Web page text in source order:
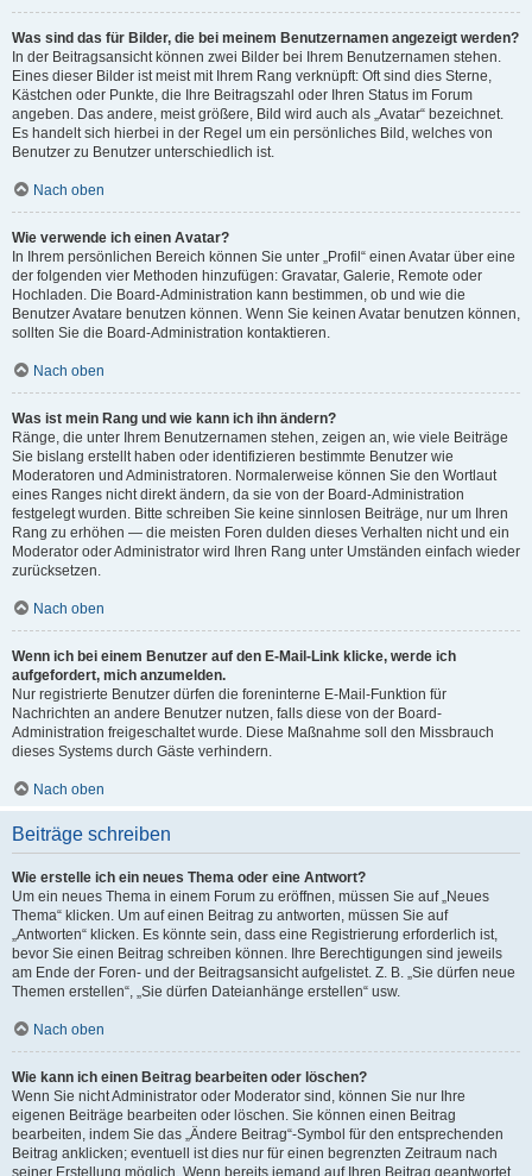
Was sind das für Bilder, die bei meinem Benutzernamen angezeigt werden?
In der Beitragsansicht können zwei Bilder bei Ihrem Benutzernamen stehen.
Eines dieser Bilder ist meist mit Ihrem Rang verknüpft: Oft sind dies Sterne,
Kästchen oder Punkte, die Ihre Beitragszahl oder Ihren Status im Forum
angeben. Das andere, meist größere, Bild wird auch als „Avatar“ bezeichnet.
Es handelt sich hierbei in der Regel um ein persönliches Bild, welches von
Benutzer zu Benutzer unterschiedlich ist.
Nach oben
Wie verwende ich einen Avatar?
In Ihrem persönlichen Bereich können Sie unter „Profil“ einen Avatar über eine
der folgenden vier Methoden hinzufügen: Gravatar, Galerie, Remote oder
Hochladen. Die Board-Administration kann bestimmen, ob und wie die
Benutzer Avatare benutzen können. Wenn Sie keinen Avatar benutzen können,
sollten Sie die Board-Administration kontaktieren.
Nach oben
Was ist mein Rang und wie kann ich ihn ändern?
Ränge, die unter Ihrem Benutzernamen stehen, zeigen an, wie viele Beiträge
Sie bislang erstellt haben oder identifizieren bestimmte Benutzer wie
Moderatoren und Administratoren. Normalerweise können Sie den Wortlaut
eines Ranges nicht direkt ändern, da sie von der Board-Administration
festgelegt wurden. Bitte schreiben Sie keine sinnlosen Beiträge, nur um Ihren
Rang zu erhöhen — die meisten Foren dulden dieses Verhalten nicht und ein
Moderator oder Administrator wird Ihren Rang unter Umständen einfach wieder
zurücksetzen.
Nach oben
Wenn ich bei einem Benutzer auf den E-Mail-Link klicke, werde ich
aufgefordert, mich anzumelden.
Nur registrierte Benutzer dürfen die foreninterne E-Mail-Funktion für
Nachrichten an andere Benutzer nutzen, falls diese von der Board-
Administration freigeschaltet wurde. Diese Maßnahme soll den Missbrauch
dieses Systems durch Gäste verhindern.
Nach oben
Beiträge schreiben
Wie erstelle ich ein neues Thema oder eine Antwort?
Um ein neues Thema in einem Forum zu eröffnen, müssen Sie auf „Neues
Thema“ klicken. Um auf einen Beitrag zu antworten, müssen Sie auf
„Antworten“ klicken. Es könnte sein, dass eine Registrierung erforderlich ist,
bevor Sie einen Beitrag schreiben können. Ihre Berechtigungen sind jeweils
am Ende der Foren- und der Beitragsansicht aufgelistet. Z. B. „Sie dürfen neue
Themen erstellen“, „Sie dürfen Dateianhänge erstellen“ usw.
Nach oben
Wie kann ich einen Beitrag bearbeiten oder löschen?
Wenn Sie nicht Administrator oder Moderator sind, können Sie nur Ihre
eigenen Beiträge bearbeiten oder löschen. Sie können einen Beitrag
bearbeiten, indem Sie das „Ändere Beitrag“-Symbol für den entsprechenden
Beitrag anklicken; eventuell ist dies nur für einen begrenzten Zeitraum nach
seiner Erstellung möglich. Wenn bereits jemand auf Ihren Beitrag geantwortet